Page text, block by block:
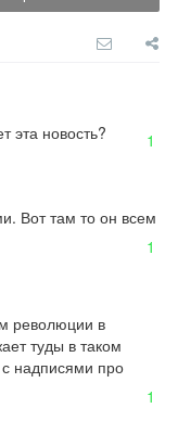
эта новость? 1
Вот там то он всем
1
революции в
туды в таком
с надписями про
1